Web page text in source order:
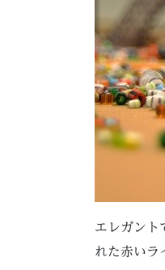
エレガント
れた赤いラ